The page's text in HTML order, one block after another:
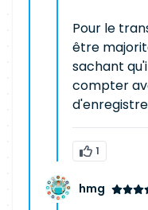
Pour le
être
sachant
compter
1
hmg